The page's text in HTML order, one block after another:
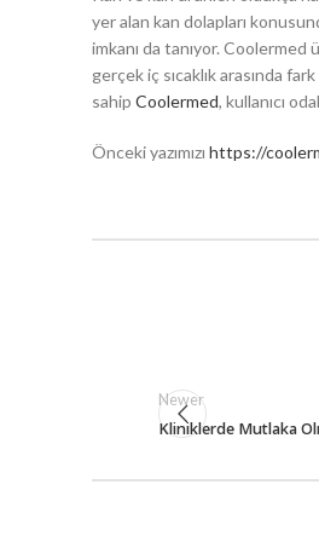
yer alan kan dolapları
imkanı da tanıyor.
gerçek iç sıcaklık arasında
sahip Coolermed, kullanıcı
Önceki yazımızı https://
Newer
Kliniklerde Mutlaka